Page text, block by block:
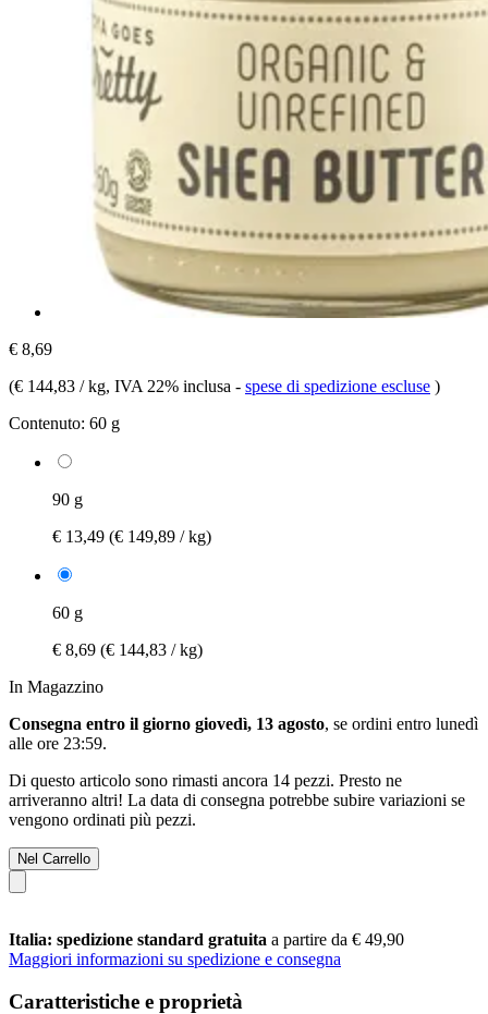
€ 8,69
(€ 144,83 / kg, IVA 22% inclusa - spese di spedizione escluse )
Contenuto: 60 g
90 g
€ 13,49 (€ 149,89 / kg)
60 g
€ 8,69 (€ 144,83 / kg)
In Magazzino
Consegna entro il giorno giovedì, 13 agosto, se ordini entro lunedì
alle ore 23:59.
Di questo articolo sono rimasti ancora 14 pezzi. Presto ne
arriveranno altri! La data di consegna potrebbe subire variazioni se
vengono ordinati più pezzi.
Nel Carrello
Italia: spedizione standard gratuita a partire da € 49,90
Maggiori informazioni su spedizione e consegna
Caratteristiche e proprietà